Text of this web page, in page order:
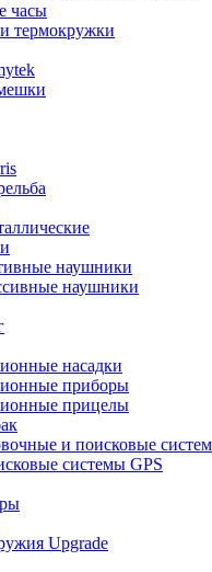
часы
термокружки
наушники
наушники
насадки
приборы
прицелы
и поисковые
системы GPS
Upgrade